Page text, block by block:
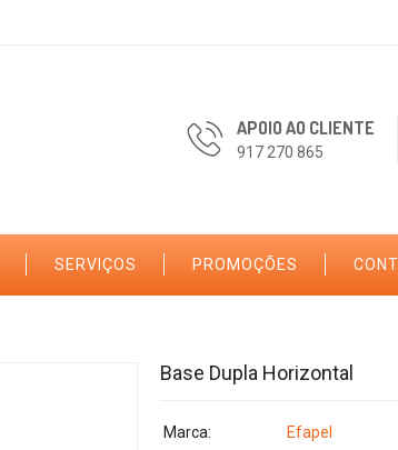
APOIO AO CLIENTE
917 270 865
SERVIÇOS PROMOÇÕES
Base Dupla Horizontal
Marca:
Efapel